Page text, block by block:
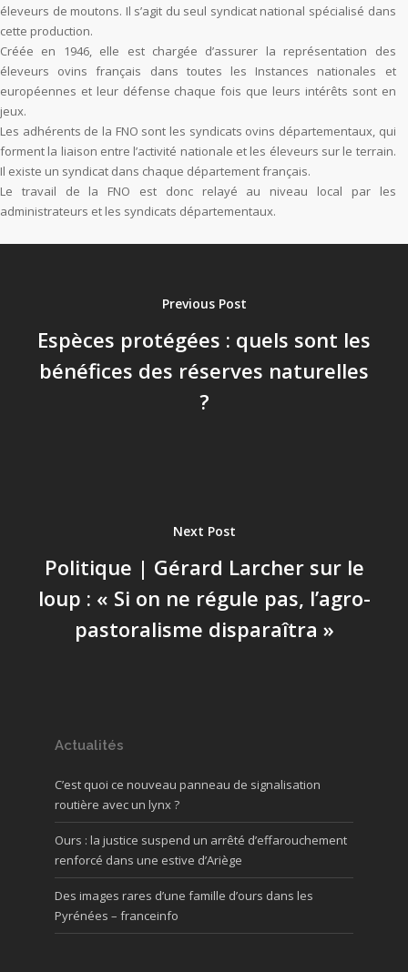
éleveurs de moutons. Il s’agit du seul syndicat national spécialisé dans
cette production.
Créée en 1946, elle est chargée d’assurer la représentation des
éleveurs ovins français dans toutes les Instances nationales et
européennes et leur défense chaque fois que leurs intérêts sont en
jeux.
Les adhérents de la FNO sont les syndicats ovins départementaux, qui
forment la liaison entre l’activité nationale et les éleveurs sur le terrain.
Il existe un syndicat dans chaque département français.
Le travail de la FNO est donc relayé au niveau local par les
administrateurs et les syndicats départementaux.
Previous Post
Espèces protégées : quels sont les
bénéfices des réserves naturelles
?
Next Post
Politique | Gérard Larcher sur le
loup : « Si on ne régule pas, l’agro-
pastoralisme disparaîtra »
Actualités
C’est quoi ce nouveau panneau de signalisation
routière avec un lynx ?
Ours : la justice suspend un arrêté d’effarouchement
renforcé dans une estive d’Ariège
Des images rares d’une famille d’ours dans les
Pyrénées – franceinfo